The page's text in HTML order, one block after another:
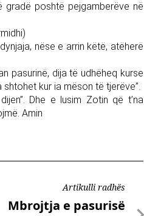
gradë poshtë pejgamberëve në
nëse e arrin këtë, atëherë
pasurinë, dija të udhëheq kurse
kur ia mëson të tjerëve”.
Dhe e lusim Zotin që t’na
Amin
Artikulli radhës
Mbrojtja e pasurisë